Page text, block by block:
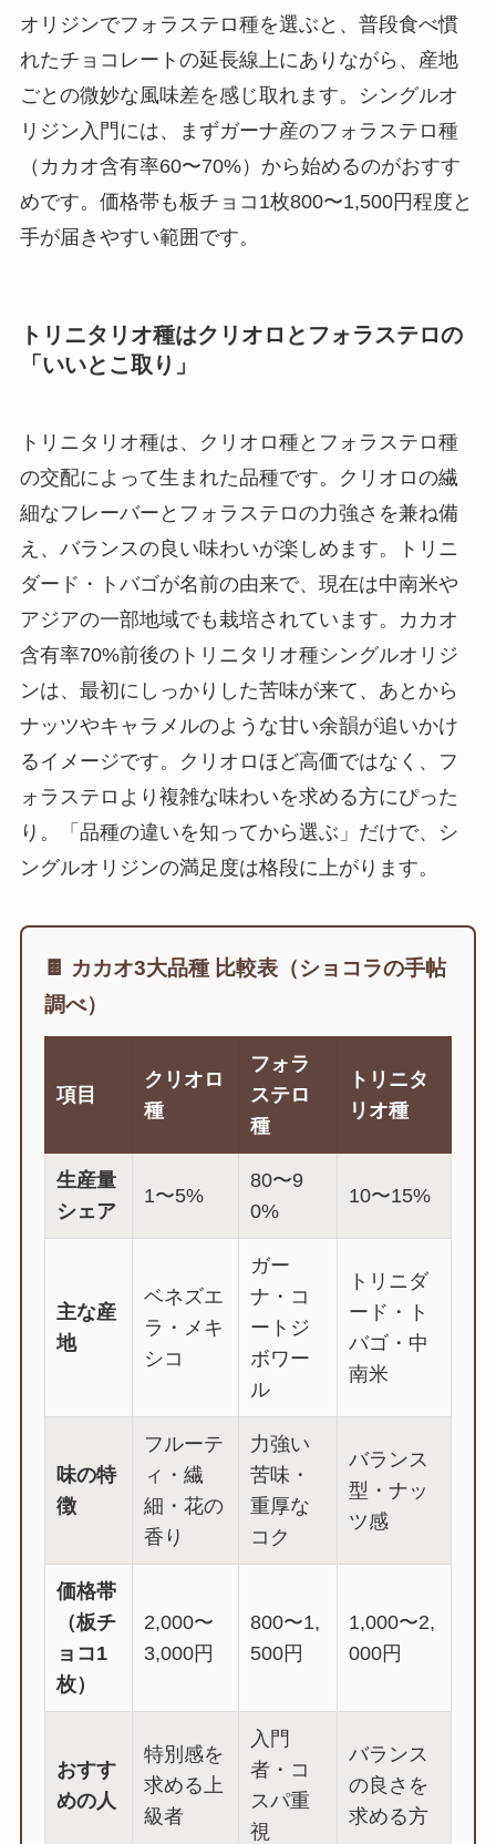
オリジンでフォラステロ種を選ぶと、普段食べ慣
れたチョコレートの延長線上にありながら、産地
ごとの微妙な風味差を感じ取れます。シングルオ
リジン入門には、まずガーナ産のフォラステロ種
（カカオ含有率60〜70%）から始めるのがおすす
めです。価格帯も板チョコ1枚800〜1,500円程度と
手が届きやすい範囲です。
トリニタリオ種はクリオロとフォラステロの
「いいとこ取り」
トリニタリオ種は、クリオロ種とフォラステロ種
の交配によって生まれた品種です。クリオロの繊
細なフレーバーとフォラステロの力強さを兼ね備
え、バランスの良い味わいが楽しめます。トリニ
ダード・トバゴが名前の由来で、現在は中南米や
アジアの一部地域でも栽培されています。カカオ
含有率70%前後のトリニタリオ種シングルオリジ
ンは、最初にしっかりした苦味が来て、あとから
ナッツやキャラメルのような甘い余韻が追いかけ
るイメージです。クリオロほど高価ではなく、フ
ォラステロより複雑な味わいを求める方にぴった
り。「品種の違いを知ってから選ぶ」だけで、シ
ングルオリジンの満足度は格段に上がります。
🍫 カカオ3大品種 比較表（ショコラの手帖
調べ）
項目
クリオロ
種
フォラ
ステロ
種
トリニタ
リオ種
生産量
シェア
1〜5%
80〜9
0%
10〜15%
主な産
地
ベネズエ
ラ・メキ
シコ
ガー
ナ・コ
ートジ
ボワー
ル
トリニダ
ード・ト
バゴ・中
南米
味の特
徴
フルーテ
ィ・繊
細・花の
香り
力強い
苦味・
重厚な
コク
バランス
型・ナッ
ツ感
価格帯
（板チ
ョコ1
枚）
2,000〜
3,000円
800〜1,
500円
1,000〜2,
000円
おすす
めの人
特別感を
求める上
級者
入門
者・コ
スパ重
視
バランス
の良さを
求める方